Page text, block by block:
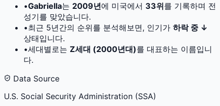
•Gabriella는 2009년에 미국에서 33위를 기록하며 전
성기를 맞았습니다.
•최근 5년간의 순위를 분석해보면, 인기가 하락 중 ↓
상태입니다.
•세대별로는 Z세대 (2000년대)를 대표하는 이름입니
다.
Data Source
U.S. Social Security Administration (SSA)